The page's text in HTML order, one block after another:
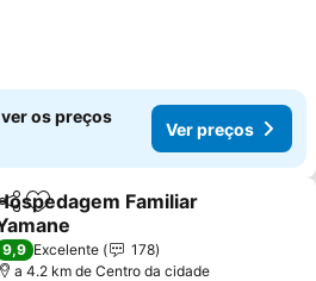
os preços
Ver preços
Adicionar aos favoritos
Familiar
preços
9,9 Excelente
178
a 4.2 km de Centro da cidade